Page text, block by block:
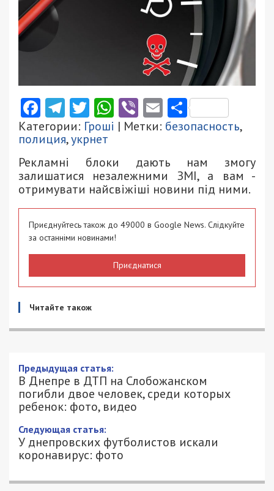
Facebook
Telegram
Twitter
WhatsApp
ViberEmail
Категории: Гроші | Метки: безопасность,
полиция,укрнет
Рекламні блоки дають нам змогу
залишатися незалежними ЗМІ, а вам -
отримувати найсвіжіші новини під ними.
Приєднуйтесь також до 49000 в Google News. Слідкуйте
за останніми новинами!
Приєднатися
Читайте також
В Днепре в ДТП на Слобожанском
погибли двое человек, среди которых
ребенок: фото, видео
25/06/2020 - 10:47
АЛЕКСАНДР КЛИМОВ - СПЕЦИАЛЬНО
ДЛЯ 49000.COM.UA
25 июня в Днепре на перекрестке